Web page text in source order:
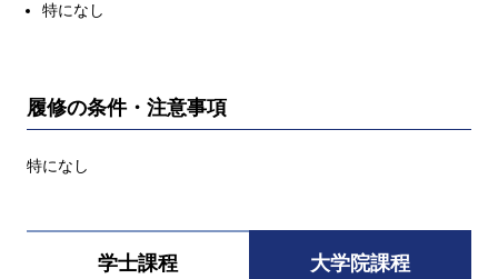
特になし
履修の条件・注意事項
特になし
学士課程 大学院課程